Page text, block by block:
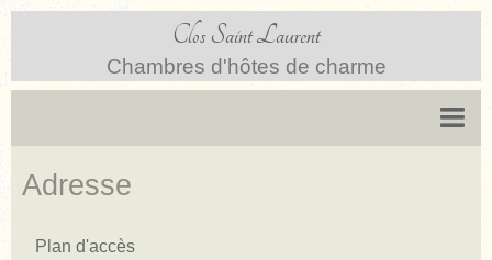
Clos Saint Laurent
Chambres d'hôtes de charme
Nos tarifs
Adresse
Plan d'accès